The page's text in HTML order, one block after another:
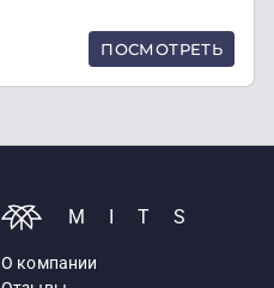
ПОСМОТРЕТЬ
MITS
О компании